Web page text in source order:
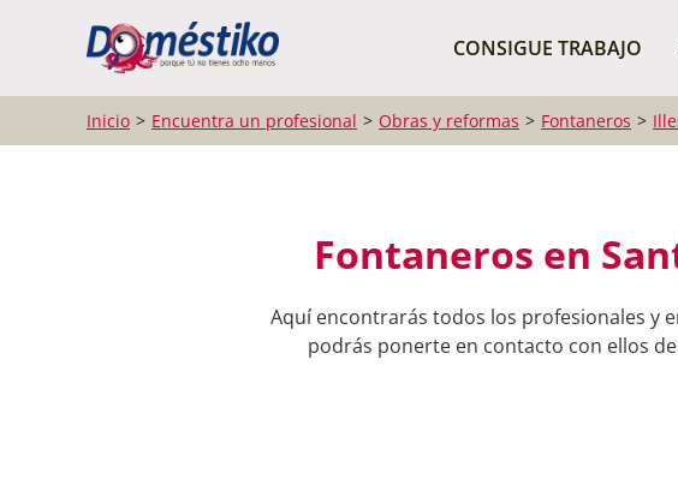
CONSIGUE TRABAJO
Inicio Encuentra un profesional Obras y reformas Fontaneros
Fontaneros en
Aquí encontrarás todos los profesionales y
podrás ponerte en contacto con ellos